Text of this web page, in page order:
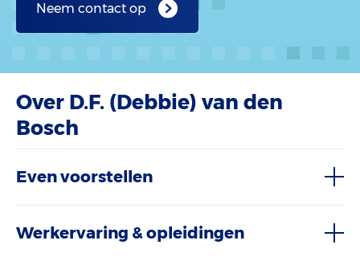
Neem contact op
Over D.F. (Debbie) van den
Bosch
Even voorstellen
Werkervaring & opleidingen